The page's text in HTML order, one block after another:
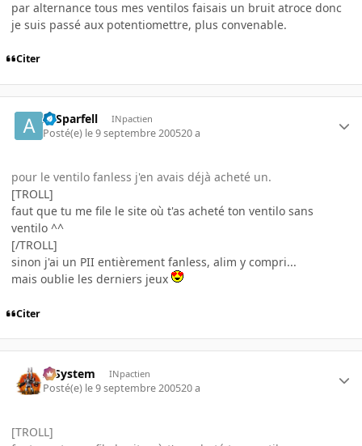
par alternance tous mes ventilos faisais un bruit atroce donc
je suis passé aux potentiomettre, plus convenable.
Citer
ArSparfell INpactien
Posté(e) le 9 septembre 200520 a
pour le ventilo fanless j'en avais déjà acheté un.
[TROLL]
faut que tu me file le site où t'as acheté ton ventilo sans
ventilo ^^
[/TROLL]
sinon j'ai un PII entièrement fanless, alim y compri...
mais oublie les derniers jeux
Citer
X-System INpactien
Posté(e) le 9 septembre 200520 a
[TROLL]